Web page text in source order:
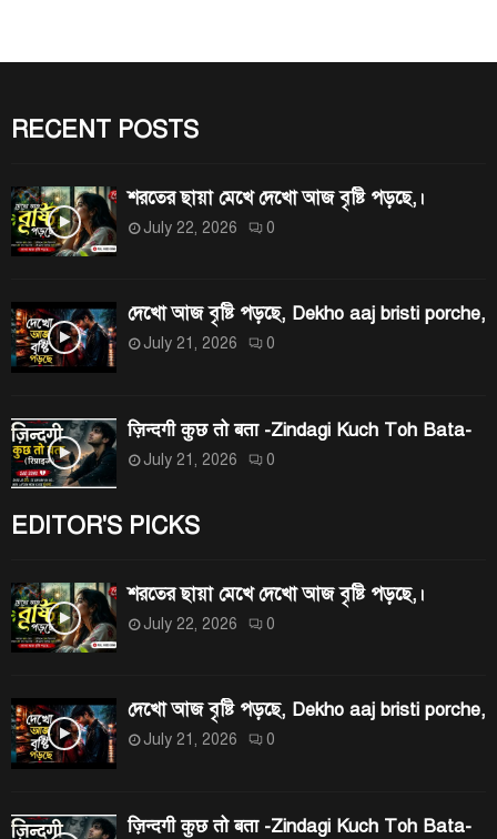
f
r
:
RECENT POSTS
শরতের ছায়া মেখে দেখো আজ বৃষ্টি পড়ছে,।
July 22, 2026 0
দেখো আজ বৃষ্টি পড়ছে, Dekho aaj bristi porche,
July 21, 2026 0
ज़िन्दगी कुछ तो बता -Zindagi Kuch Toh Bata-
July 21, 2026 0
EDITOR'S PICKS
শরতের ছায়া মেখে দেখো আজ বৃষ্টি পড়ছে,।
July 22, 2026 0
দেখো আজ বৃষ্টি পড়ছে, Dekho aaj bristi porche,
July 21, 2026 0
ज़िन्दगी कुछ तो बता -Zindagi Kuch Toh Bata-